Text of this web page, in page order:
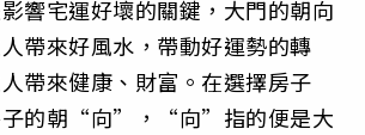
響宅運好壞的關鍵，大門的朝向
帶來好風水，帶動好運勢的轉
帶來健康、財富。在選擇房子
子的朝“向”，“向”指的便是大